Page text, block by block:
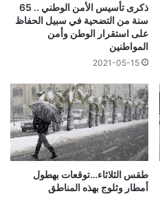
ذكرى تأسيس الأمن الوطني .. 65
سنة من التضحية في سبيل الحفاظ
على استقرار الوطن وأمن
المواطنين
2021-05-15
طقس الثلاثاء…توقعات بهطول
أمطار وثلوج بهذه المناطق